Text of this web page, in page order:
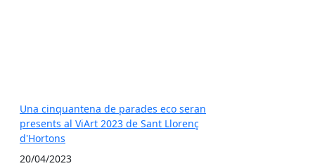
Una cinquantena de parades eco seran
presents al ViArt 2023 de Sant Llorenç
d'Hortons
20/04/2023